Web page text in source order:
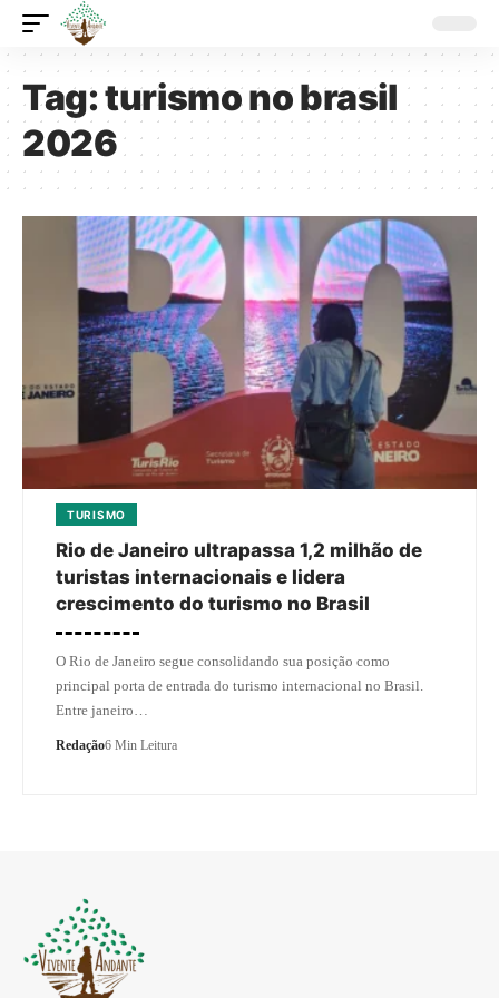
Tag:turismo no brasil
2026
TURISMO
Rio de Janeiro ultrapassa 1,2 milhão de
turistas internacionais e lidera
crescimento do turismo no Brasil
O Rio de Janeiro segue consolidando sua posição como
principal porta de entrada do turismo internacional no Brasil.
Entre janeiro…
Redação6 Min Leitura